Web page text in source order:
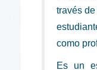
través
como
Es un